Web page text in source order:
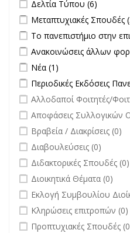
Δελτία Τύπου (6)
Apply Μεταπτυχιακές
Μεταπτυχιακές Σπουδές
Apply Το πανεπιστήμιο
Το πανεπιστήμιο στην
Apply Ανακοινώσεις
Ανακοινώσεις άλλων
Apply Νέα filter
Νέα (1)
Apply Περιοδικές
Περιοδικές Εκδόσεις
undefined
Αλλοδαποί Φοιτητές/
undefined
Αποφάσεις Συλλογικών
undefined
Βραβεία / Διακρίσεις (0)
undefined
Διαβουλεύσεις (0)
undefined
Διδακτορικές Σπουδές (0)
undefined
Διοικητικά Θέματα (0)
undefined
Εκλογή Συμβουλίου
undefined
Κληρώσεις επιτροπών (0)
undefined
Προπτυχιακές Σπουδές